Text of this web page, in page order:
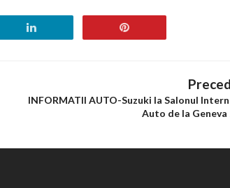
INFORMATII AUTO-Suzuki la Salonul
Auto de la Geneva